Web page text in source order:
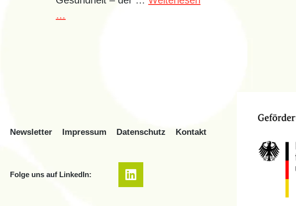
…
Newsletter Impressum Datenschutz Kontakt
Folge uns auf LinkedIn: